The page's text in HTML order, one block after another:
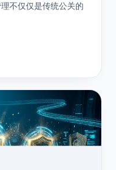
不仅仅是传统公关的